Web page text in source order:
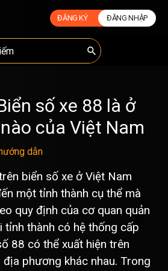
ĐĂNG KÝ ĐĂNG NHẬP
số xe 88 là ở
của Việt Nam
hướng dẫn
biển số xe ở Việt Nam
một tỉnh thành cụ thể mà
quy định của cơ quan quản
tỉnh thành có hệ thống cấp
88 có thể xuất hiện trên
địa phương khác nhau. Trong